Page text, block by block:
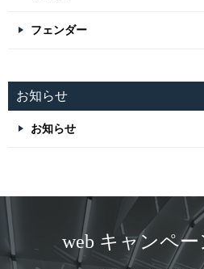
フェンダー
お知らせ
お知らせ
web キャンペ